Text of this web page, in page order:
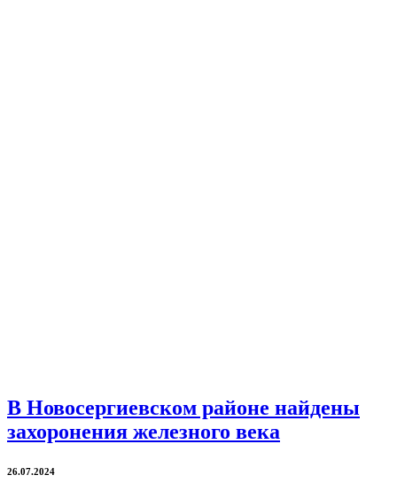
В Новосергиевском районе найдены
захоронения железного века
26.07.2024